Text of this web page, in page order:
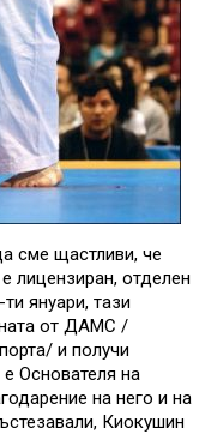
сме щастливи, че
лицензиран, отделен
януари, тази
от ДАМС /
и получи
Основателя на
на него и на
Киокушин